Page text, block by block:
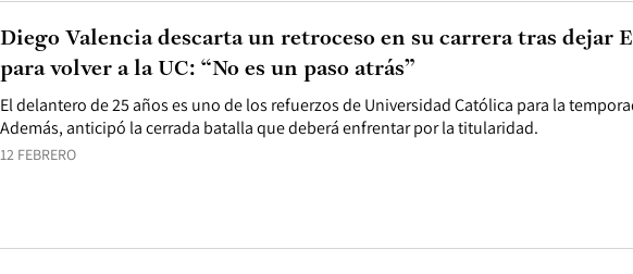
12 FEBRERO
El delantero de 25 años es uno de los refuerzos de Universidad Católica para la
Además, anticipó la cerrada batalla que deberá enfrentar por la titularidad.
Diego Valencia descarta un retroceso en su carrera tras dejar
para volver a la UC: “No es un paso atrás”